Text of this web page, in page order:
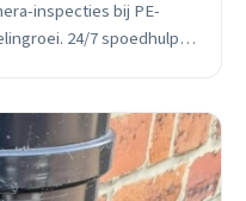
inspecties bij PE-
24/7 spoedhulp